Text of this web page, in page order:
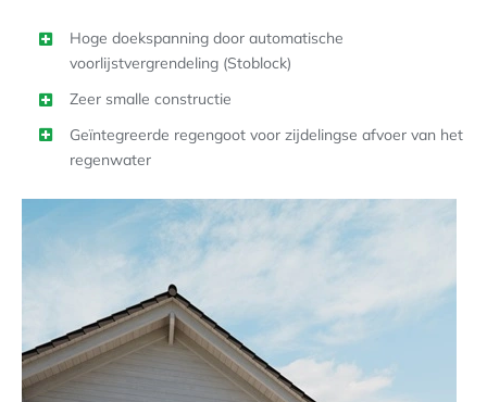
Hoge doekspanning door automatische
voorlijstvergrendeling (Stoblock)
Zeer smalle constructie
Geïntegreerde regengoot voor zijdelingse afvoer van het
regenwater